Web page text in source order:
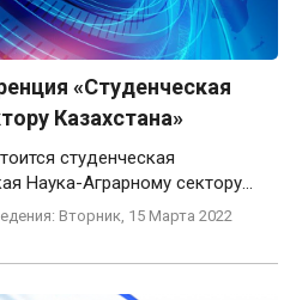
«Студенческая
Казахстана»
студенческая
Наука-Аграрному сектору...
Вторник, 15 Марта 2022